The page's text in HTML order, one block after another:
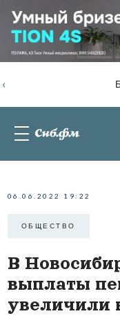
‹
06.06.2022 19:22
ОБЩЕСТВО
В
выплаты
увеличили